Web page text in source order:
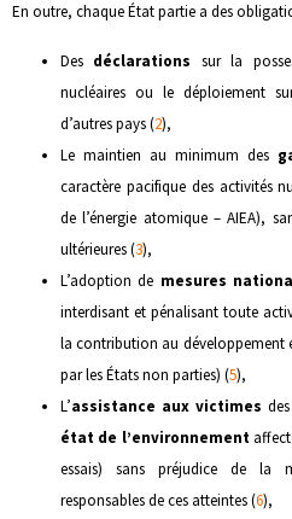
En outre, chaque État partie a des
Des déclarations sur la
nucléaires ou le déploiement
d’autres pays (2),
Le maintien au minimum des
caractère pacifique des activités
de l’énergie atomique – AIEA),
ultérieures (3),
L’adoption de mesures
interdisant et pénalisant toute
la contribution au développement
par les États non parties) (5),
L’assistance aux victimes
état de l’environnement
essais) sans préjudice de la
responsables de ces atteintes (6),